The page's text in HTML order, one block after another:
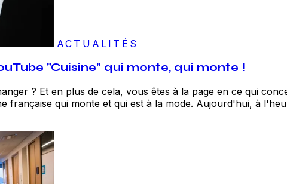
ACTUALITÉS
"Cuisine" qui monte, qui monte !
? Et en plus de cela, vous êtes à la page en ce qui
française qui monte et qui est à la mode. Aujourd'hui, à